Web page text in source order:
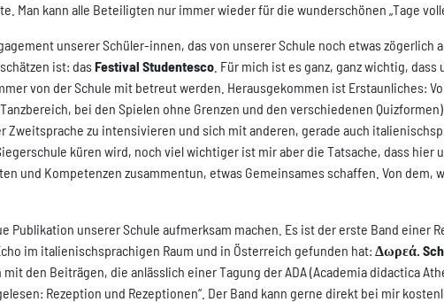
Man kann alle Beteiligten nur immer wieder für die wunderschönen „Tage
unserer Schüler-innen, das von unserer Schule noch etwas zögerlich
ist: dasFestival Studentesco . Für mich ist es ganz, ganz wichtig,
von der Schule mit betreut werden. Herausgekommen ist Erstaunliches:
bei den Spielen ohne Grenzen und den verschiedenen
zu intensivieren und sich mit anderen, gerade auch
küren wird, noch viel wichtiger ist mir aber die Tatsache, dass hier
und Kompetenzen zusammentun, etwas Gemeinsames schaffen. Von dem,
Publikation unserer Schule aufmerksam machen. Es ist der erste Band einer
im italienischsprachigen Raum und in Österreich gefunden hat: Δωρεά.
mit den Beiträgen, die anlässlich einer Tagung der ADA (Academia didactica
Rezeption und Rezeptionen“. Der Band kann gerne direkt bei mir